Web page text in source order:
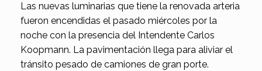
Las nuevas luminarias que tiene la renovada arteria
fueron encendidas el pasado miércoles por la
noche con la presencia del Intendente Carlos
Koopmann. La pavimentación llega para aliviar el
tránsito pesado de camiones de gran porte.